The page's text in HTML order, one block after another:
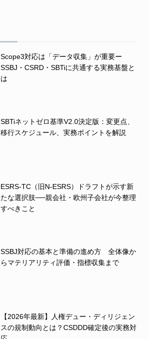
Scope3対応は「データ収集」が重要ー
SSBJ・CSRD・SBTiに共通する実務基盤と
は
SBTiネットゼロ基準V2.0決定版：変更点、
移行スケジュール、実務ポイントを解説
ESRS-TC（旧N-ESRS）ドラフトが示す新
たな選択肢──親会社・欧州子会社が今整理
すべきこと
SSBJ対応の基本と準備の進め方 全体像か
らマテリアリティ評価・指標収集まで
【2026年最新】人権デュー・ディリジェン
スの規制動向とは？CSDDD確定後の実務対